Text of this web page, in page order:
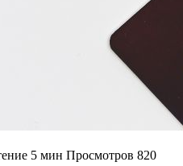
5 мин Просмотров 820